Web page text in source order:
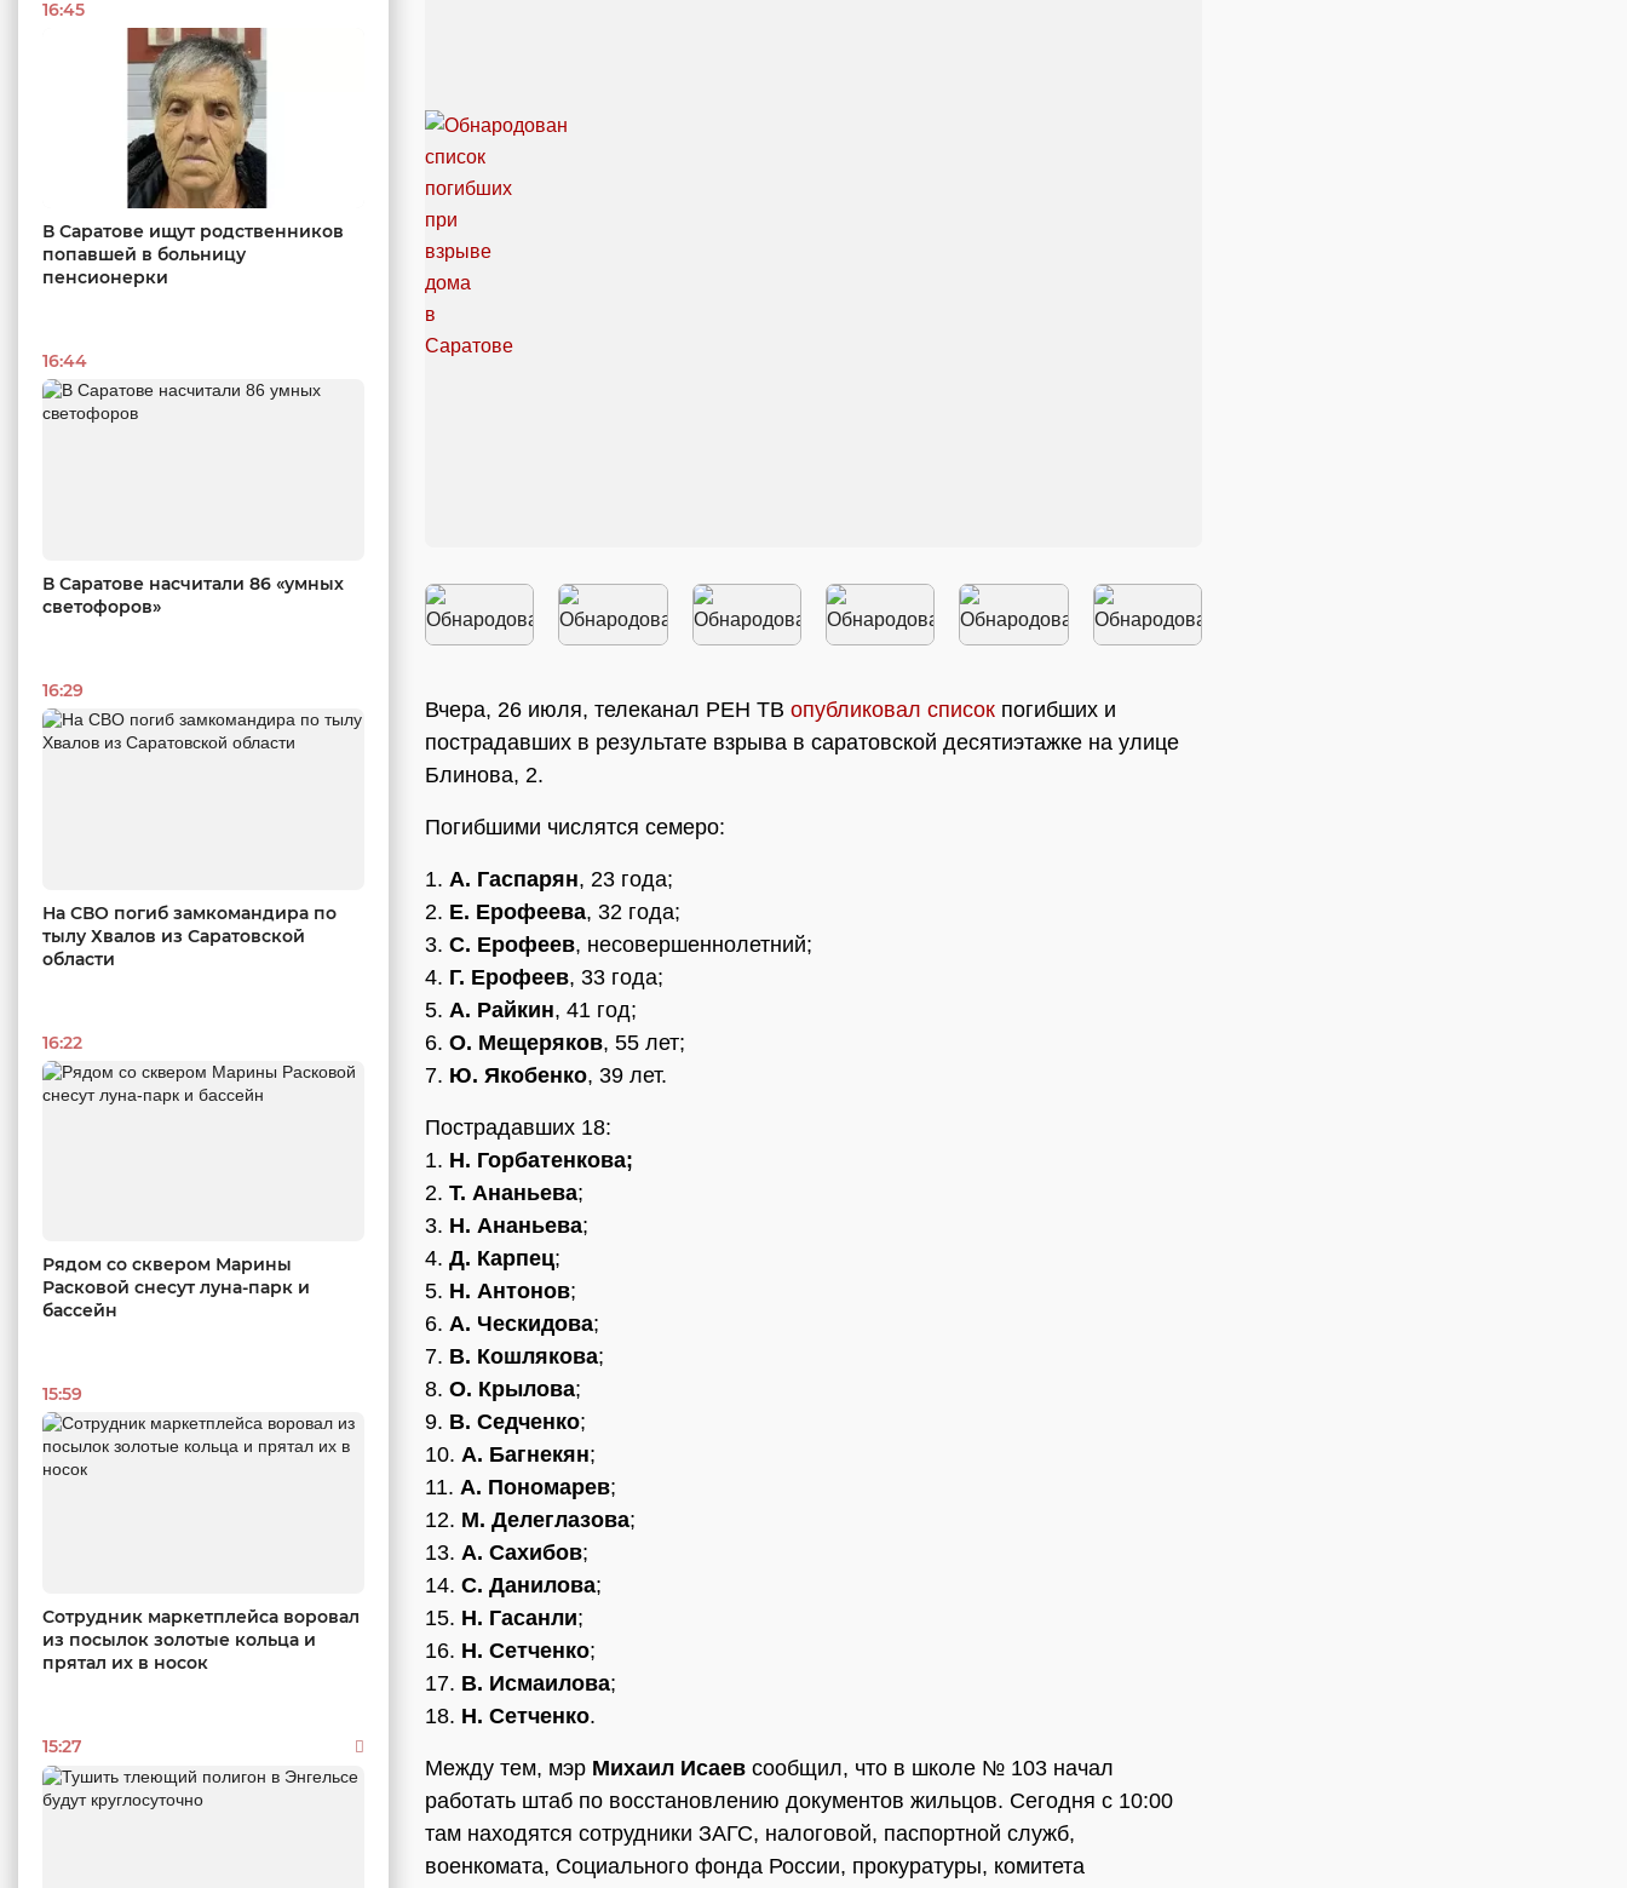
16:45
В Саратове ищут родственников
попавшей в больницу
пенсионерки
16:44
В Саратове насчитали 86 «умных
светофоров»
16:29
На СВО погиб замкомандира по
тылу Хвалов из Саратовской
области
16:22
Рядом со сквером Марины
Расковой снесут луна-парк и
бассейн
15:59
Сотрудник маркетплейса воровал
из посылок золотые кольца и
прятал их в носок
15:27
Вчера, 26 июля, телеканал РЕН ТВ опубликовал список погибших и
пострадавших в результате взрыва в саратовской десятиэтажке на улице
Блинова, 2.
Погибшими числятся семеро:
1. А. Гаспарян, 23 года;
2. Е. Ерофеева, 32 года;
3. С. Ерофеев, несовершеннолетний;
4. Г. Ерофеев, 33 года;
5. А. Райкин, 41 год;
6. О. Мещеряков, 55 лет;
7. Ю. Якобенко, 39 лет.
Пострадавших 18:
1. Н. Горбатенкова;
2. Т. Ананьева;
3. Н. Ананьева;
4. Д. Карпец;
5. Н. Антонов;
6. А. Ческидова;
7. В. Кошлякова;
8. О. Крылова;
9. В. Седченко;
10. А. Багнекян;
11. А. Пономарев;
12. М. Делеглазова;
13. А. Сахибов;
14. С. Данилова;
15. Н. Гасанли;
16. Н. Сетченко;
17. В. Исмаилова;
18. Н. Сетченко.
Между тем, мэр Михаил Исаев сообщил, что в школе № 103 начал
работать штаб по восстановлению документов жильцов. Сегодня с 10:00
там находятся сотрудники ЗАГС, налоговой, паспортной служб,
военкомата, Социального фонда России, прокуратуры, комитета